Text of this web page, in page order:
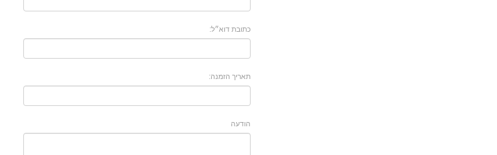
כתובת דוא״ל:
תאריך הזמנה:
הודעה